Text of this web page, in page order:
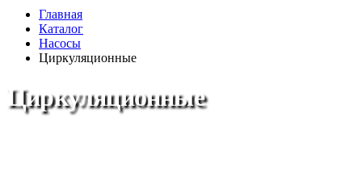
Главная
Каталог
Насосы
Циркуляционные
Циркуляционные